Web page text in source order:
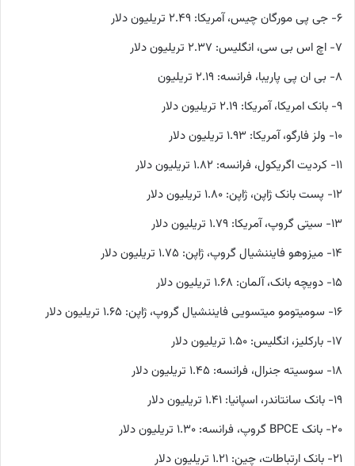
۶- جی پی مورگان چیس، آمریکا: ۲.۴۹ تریلیون دلار
۷- اچ اس بی سی، انگلیس: ۲.۳۷ تریلیون دلار
۸- بی ان پی پاریبا، فرانسه: ۲.۱۹ تریلیون
۹- بانک امریکا، آمریکا: ۲.۱۹ تریلیون دلار
۱۰- ولز فارگو، آمریکا: ۱.۹۳ تریلیون دلار
۱۱- کردیت اگریکول، فرانسه: ۱.۸۲ تریلیون دلار
۱۲- پست بانک ژاپن، ژاپن: ۱.۸۰ تریلیون دلار
۱۳- سیتی گروپ، آمریکا: ۱.۷۹ تریلیون دلار
۱۴- میزوهو فایننشیال گروپ، ژاپن: ۱.۷۵ تریلیون دلار
۱۵- دویچه بانک، آلمان: ۱.۶۸ تریلیون دلار
۱۶- سومیتومو میتسویی فایننشیال گروپ، ژاپن: ۱.۶۵ تریلیون دلار
۱۷- بارکلیز، انگلیس: ۱.۵۰ تریلیون دلار
۱۸- سوسیته جنرال، فرانسه: ۱.۴۵ تریلیون دلار
۱۹- بانک سانتاندر، اسپانیا: ۱.۴۱ تریلیون دلار
۲۰- بانک BPCE گروپ، فرانسه: ۱.۳۰ تریلیون دلار
۲۱- بانک ارتباطات، چین: ۱.۲۱ تریلیون دلار